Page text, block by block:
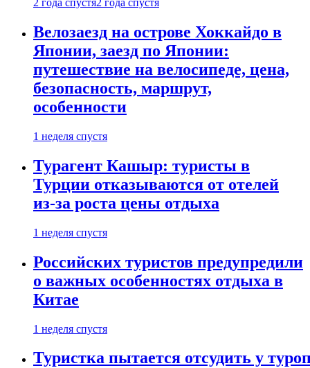
2 года спустя2 года спустя
Велозаезд на острове Хоккайдо в
Японии, заезд по Японии:
путешествие на велосипеде, цена,
безопасность, маршрут,
особенности
1 неделя спустя
Турагент Кашыр: туристы в
Турции отказываются от отелей
из-за роста цены отдыха
1 неделя спустя
Российских туристов предупредили
о важных особенностях отдыха в
Китае
1 неделя спустя
Туристка пытается отсудить у